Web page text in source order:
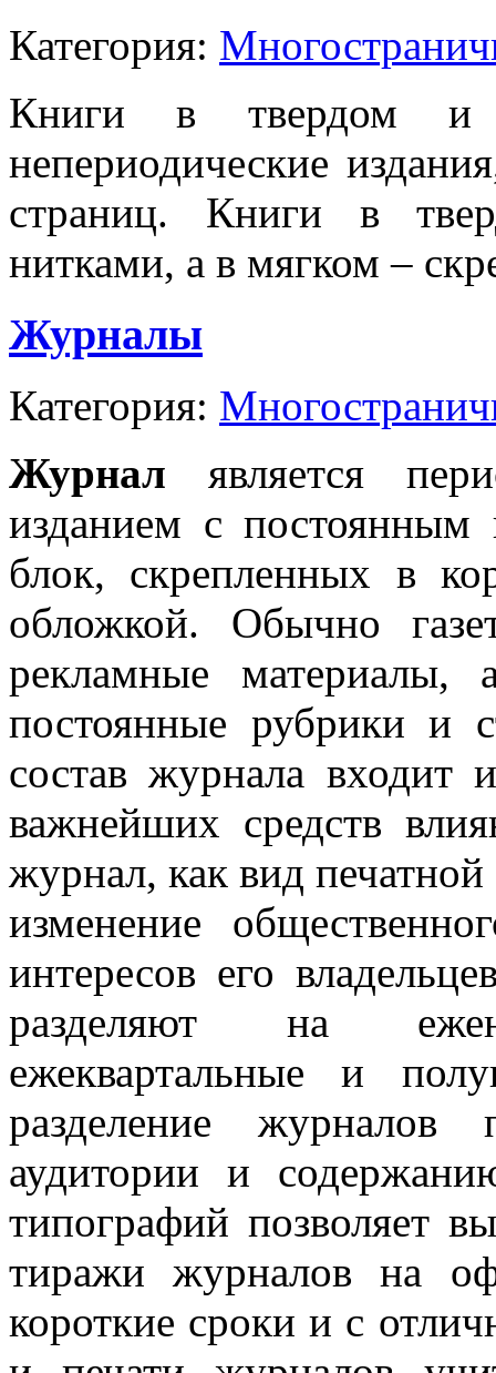
Категория:
Книги в твердом и
непериодические
страниц. Книги в
нитками, а в мягком –
Журналы
Категория:
Журнал является
изданием с постоянным
блок, скрепленных в
обложкой. Обычно
рекламные материалы,
постоянные рубрики и
состав журнала входит
важнейших средств
журнал, как вид
изменение
интересов его
разделяют на
ежеквартальные и
разделение журналов
аудитории и
типографий позволяет
тиражи журналов на
короткие сроки и с